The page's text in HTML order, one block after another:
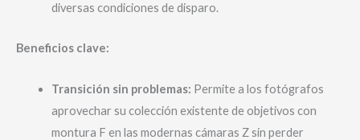
diversas condiciones de disparo.
Beneficios clave:
Transición sin problemas: Permite a los fotógrafos
aprovechar su colección existente de objetivos con
montura F en las modernas cámaras Z sin perder